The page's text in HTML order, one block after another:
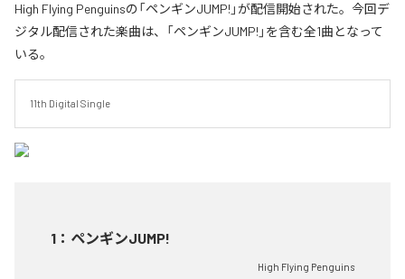
High Flying Penguinsの「ペンギンJUMP!」が配信開始された。今回デ
ジタル配信された楽曲は、「ペンギンJUMP!」を含む全1曲となって
いる。
11th Digital Single
1 ： ペンギンJUMP!
High Flying Penguins